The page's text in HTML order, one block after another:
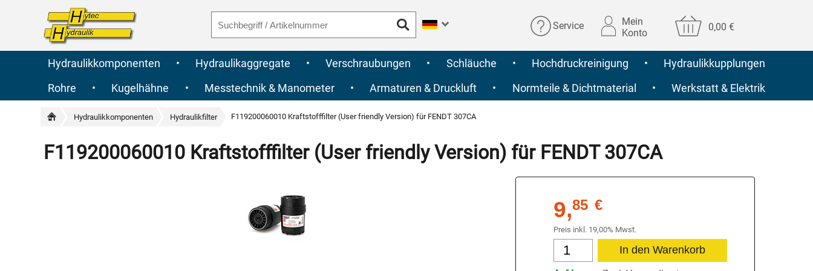
Service
Mein
Konto
0,00 €
Hydraulikkomponenten • Hydraulikaggregate • Verschraubungen • Schläuche • Hochdruckreinigung •
Hydraulikkupplungen
Rohre
• Kugelhähne • Messtechnik & Manometer • Armaturen & Druckluft • Normteile & Dichtmaterial • Werkstatt & Elektrik
Hydraulikkomponenten Hydraulikfilter F119200060010 Kraftstofffilter (User friendly Version) für FENDT 307CA
F119200060010 Kraftstofffilter (User friendly Version) für FENDT 307CA
9,85 €
Preis inkl. 19,00% Mwst.